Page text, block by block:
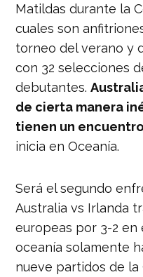
Matildas durante la
cuales son
torneo del verano y
con 32 selecciones
debutantes.
de cierta manera
tienen un
inicia en Oceanía.
Será el segundo
Australia vs Irlanda
europeas por 3-2 en
oceanía solamente
nueve partidos de la